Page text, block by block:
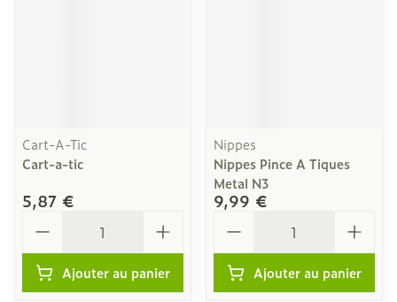
Cart-A-Tic
Cart-a-tic
5,87 €
Ajouter au panier
Nippes
Nippes Pince A Tiques
Metal N3
9,99 €
Ajouter au panier